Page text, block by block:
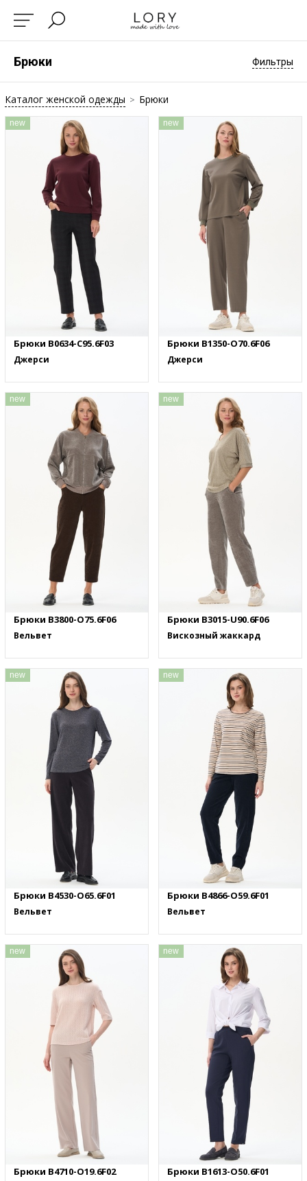
Брюки Фильтры
Каталог женской одежды > Брюки
new
Брюки B0634-C95.6F03
Джерси
new
Брюки B1350-O70.6F06
Джерси
new
Брюки B3800-O75.6F06
Вельвет
new
Брюки B3015-U90.6F06
Вискозный жаккард
new
Брюки B4530-O65.6F01
Вельвет
new
Брюки B4866-O59.6F01
Вельвет
new
Брюки B4710-O19.6F02
new
Брюки B1613-O50.6F01